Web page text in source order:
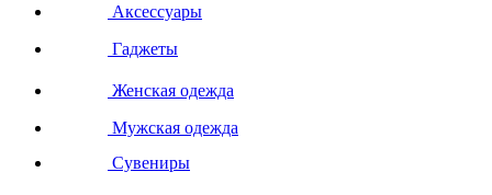
Аксессуары
Гаджеты
Женская одежда
Мужская одежда
Сувениры